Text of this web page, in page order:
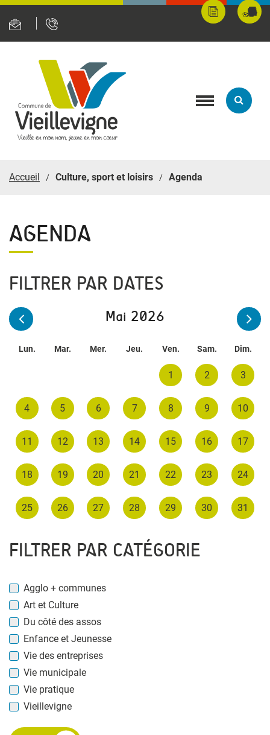
Mes
démarches
Toggle
Accueil Culture, sport et loisirs Agenda
AGENDA
FILTRER PAR DATES
Mai 2026
Lun. Mar. Mer. Jeu. Ven. Sam. Dim.
1 2 3
4 5 6 7 8 9 10
11 12 13 14 15 16 17
18 19 20 21 22 23 24
25 26 27 28 29 30 31
FILTRER PAR CATÉGORIE
Agglo + communes
Art et Culture
Du côté des assos
Enfance et Jeunesse
Vie des entreprises
Vie municipale
Vie pratique
Vieillevigne
Panneau de gestion des cookies